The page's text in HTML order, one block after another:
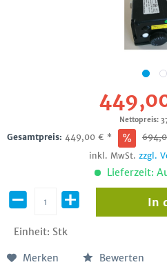
Nettopreis:
Gesamtpreis: 449,00 € *
inkl. MwSt. zzgl.
Lieferzeit:
Einheit: Stk
In
Merken Bewerten